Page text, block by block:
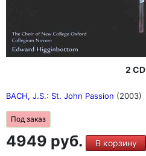
2 CD
BACH, J.S.: St. John Passion (2003)
Под заказ
4949 руб. В корзину